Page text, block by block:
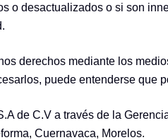
o desactualizados o si son
derechos mediante los
puede entenderse que
de C.V a través de la
Cuernavaca, Morelos.